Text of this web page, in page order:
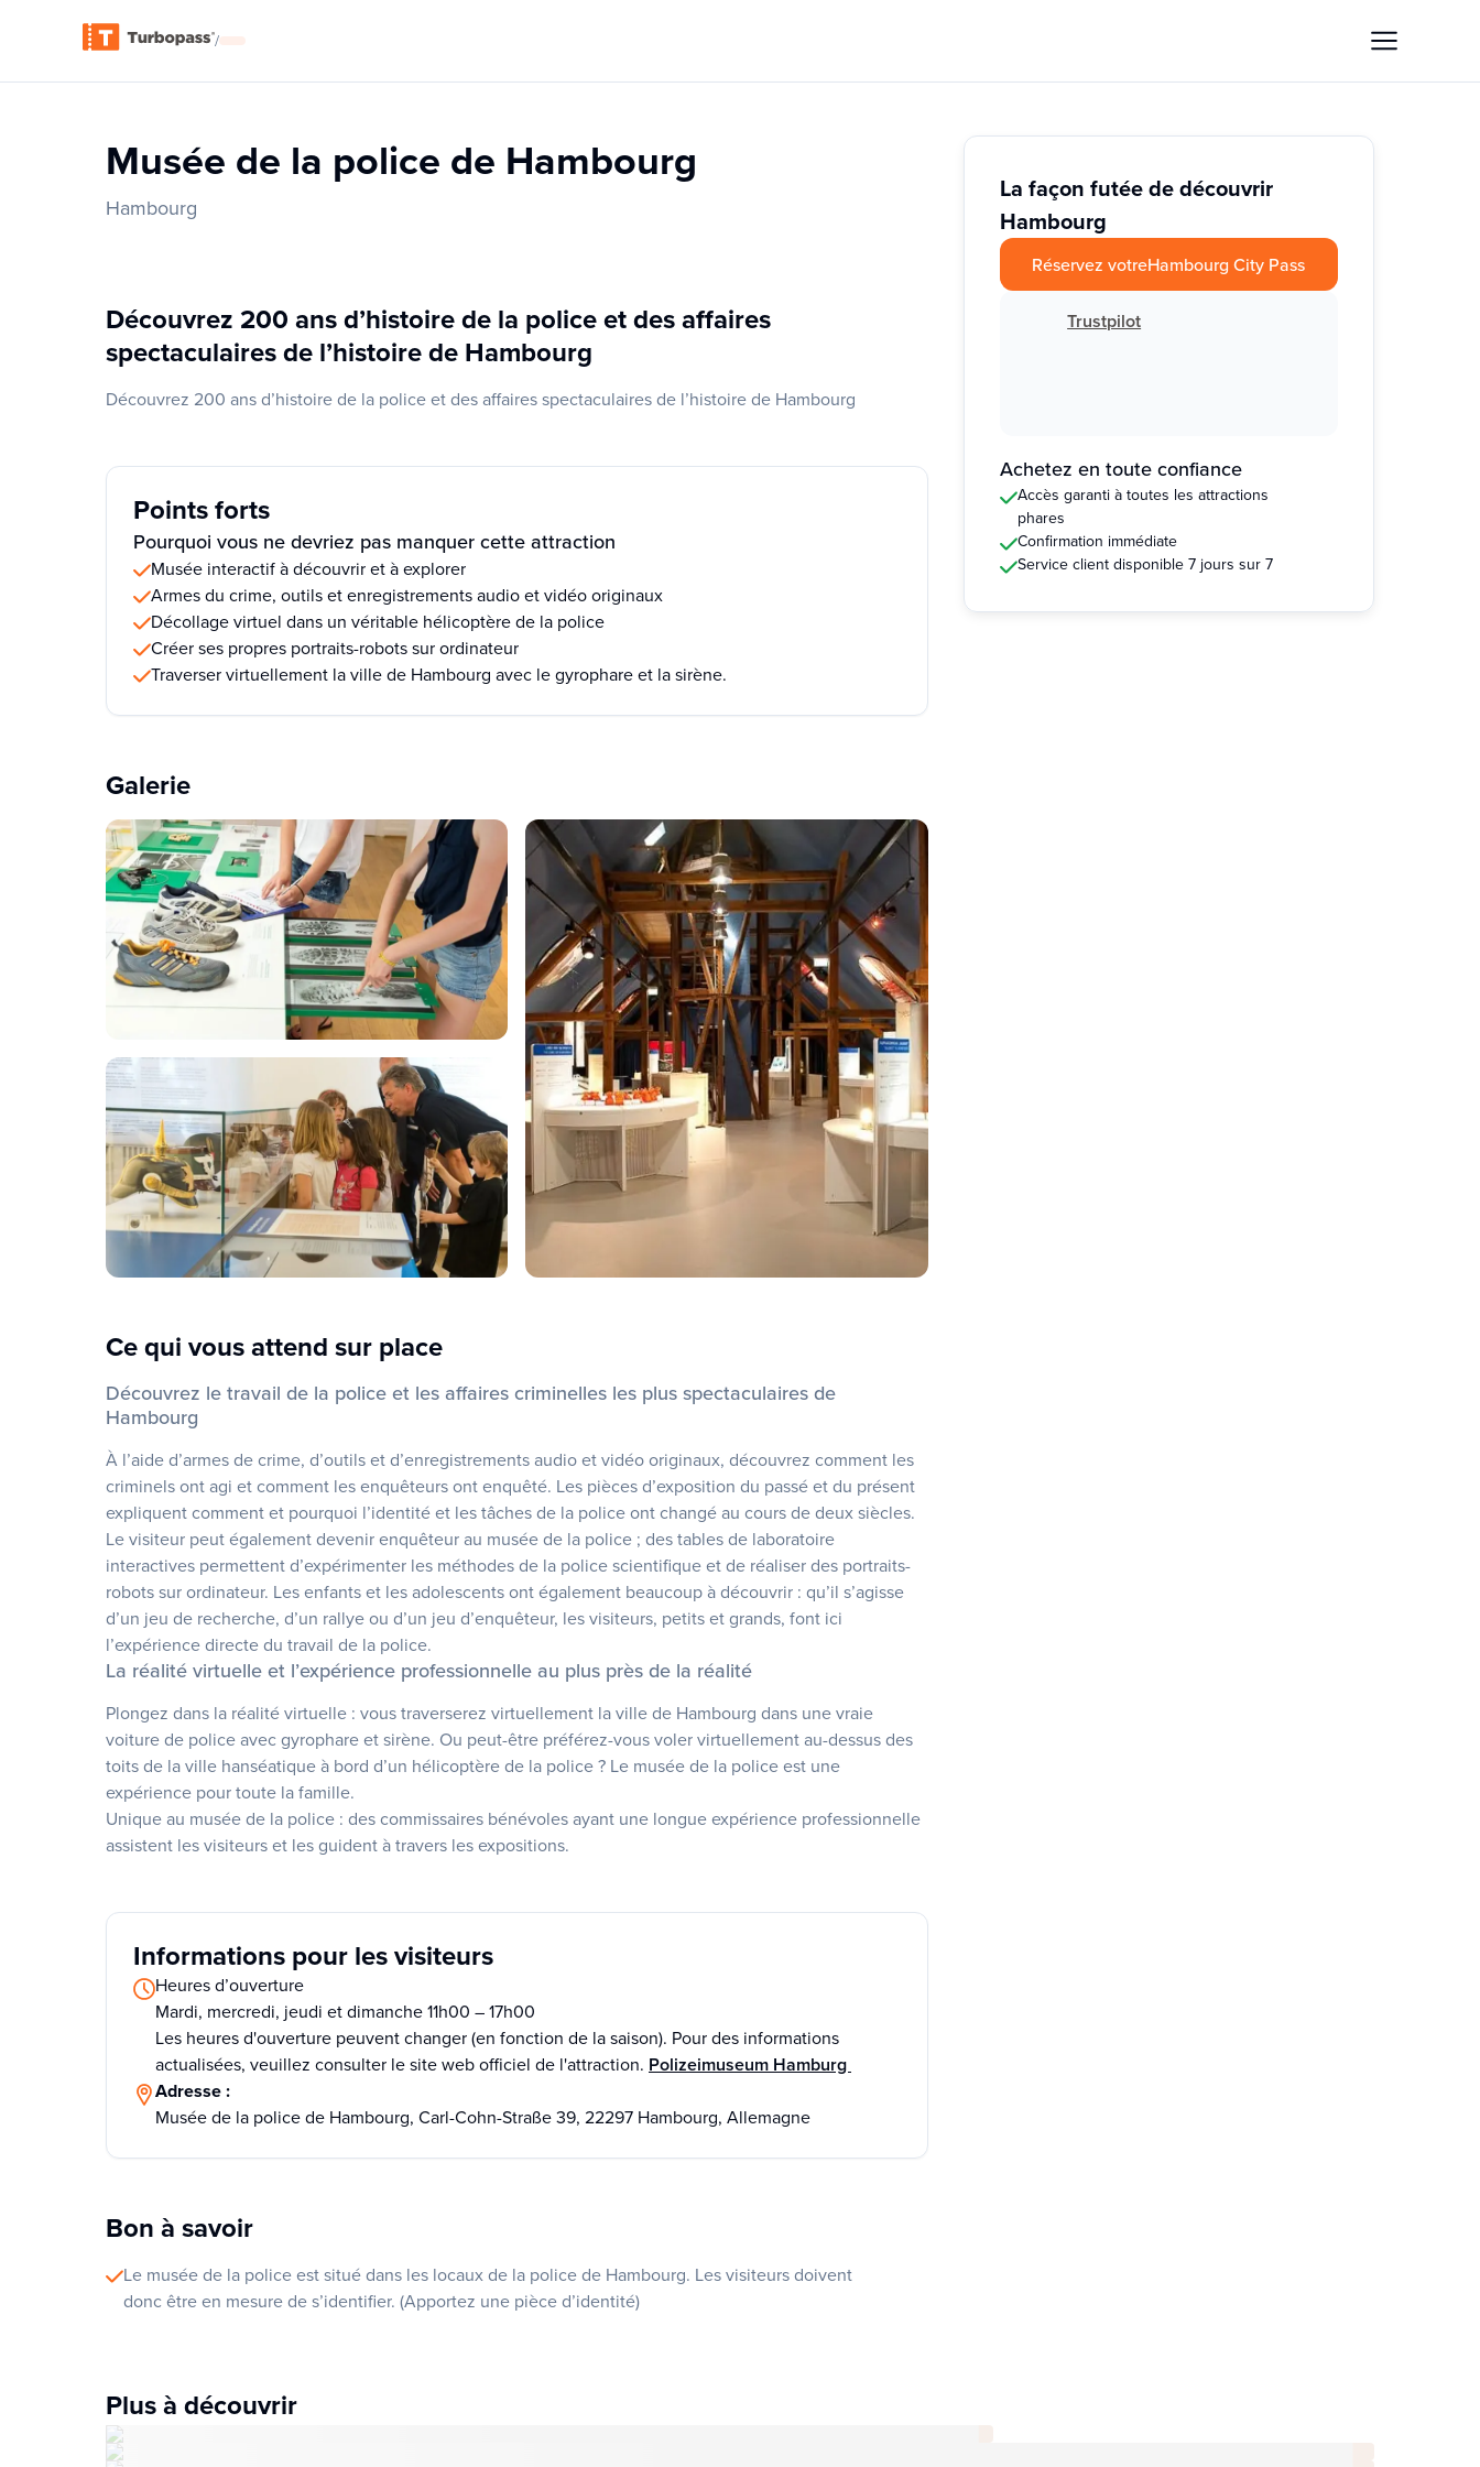
/
Musée de la police de Hambourg
Hambourg
Découvrez 200 ans d’histoire de la police et des affaires
spectaculaires de l’histoire de Hambourg
Découvrez 200 ans d’histoire de la police et des affaires spectaculaires de l’histoire de Hambourg
Points forts
Pourquoi vous ne devriez pas manquer cette attraction
Musée interactif à découvrir et à explorer
Armes du crime, outils et enregistrements audio et vidéo originaux
Décollage virtuel dans un véritable hélicoptère de la police
Créer ses propres portraits-robots sur ordinateur
Traverser virtuellement la ville de Hambourg avec le gyrophare et la sirène.
Galerie
Ce qui vous attend sur place
Découvrez le travail de la police et les affaires criminelles les plus spectaculaires de
Hambourg
À l’aide d’armes de crime, d’outils et d’enregistrements audio et vidéo originaux, découvrez comment les
criminels ont agi et comment les enquêteurs ont enquêté. Les pièces d’exposition du passé et du présent
expliquent comment et pourquoi l’identité et les tâches de la police ont changé au cours de deux siècles.
Le visiteur peut également devenir enquêteur au musée de la police ; des tables de laboratoire
interactives permettent d’expérimenter les méthodes de la police scientifique et de réaliser des portraits-
robots sur ordinateur. Les enfants et les adolescents ont également beaucoup à découvrir : qu’il s’agisse
d’un jeu de recherche, d’un rallye ou d’un jeu d’enquêteur, les visiteurs, petits et grands, font ici
l’expérience directe du travail de la police.
La réalité virtuelle et l’expérience professionnelle au plus près de la réalité
Plongez dans la réalité virtuelle : vous traverserez virtuellement la ville de Hambourg dans une vraie
voiture de police avec gyrophare et sirène. Ou peut-être préférez-vous voler virtuellement au-dessus des
toits de la ville hanséatique à bord d’un hélicoptère de la police ? Le musée de la police est une
expérience pour toute la famille.
Unique au musée de la police : des commissaires bénévoles ayant une longue expérience professionnelle
assistent les visiteurs et les guident à travers les expositions.
Informations pour les visiteurs
Heures d’ouverture
Mardi, mercredi, jeudi et dimanche 11h00 – 17h00
Les heures d'ouverture peuvent changer (en fonction de la saison). Pour des informations
actualisées, veuillez consulter le site web officiel de l'attraction. Polizeimuseum Hamburg
Adresse :
Musée de la police de Hambourg, Carl-Cohn-Straße 39, 22297 Hambourg, Allemagne
Bon à savoir
Le musée de la police est situé dans les locaux de la police de Hambourg. Les visiteurs doivent
donc être en mesure de s’identifier. (Apportez une pièce d’identité)
La façon futée de découvrir
Hambourg
Réservez votreHambourg City Pass
Trustpilot
Achetez en toute confiance
Accès garanti à toutes les attractions
phares
Confirmation immédiate
Service client disponible 7 jours sur 7
Plus à découvrir